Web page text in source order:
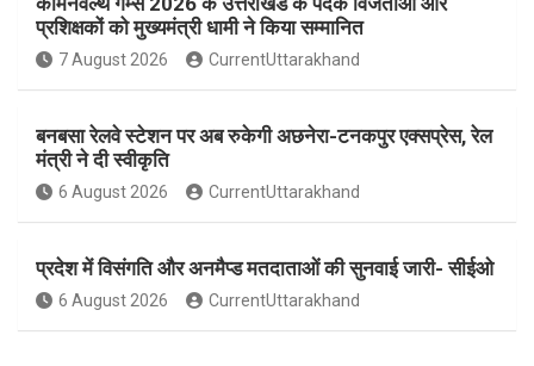
प्रशिक्षकों को मुख्यमंत्री धामी ने किया सम्मानित
7 August 2026 CurrentUttarakhand
बनबसा रेलवे स्टेशन पर अब रुकेगी अछनेरा-टनकपुर एक्सप्रेस, रेल
मंत्री ने दी स्वीकृति
6 August 2026 CurrentUttarakhand
प्रदेश में विसंगति और अनमैप्ड मतदाताओं की सुनवाई जारी- सीईओ
6 August 2026 CurrentUttarakhand